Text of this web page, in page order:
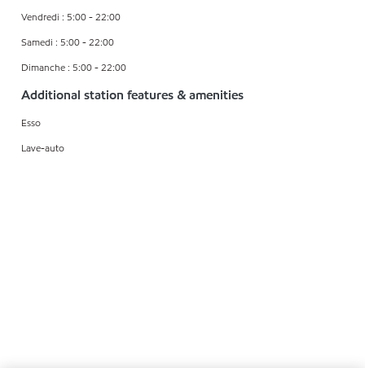
Vendredi : 5:00 - 22:00
Samedi : 5:00 - 22:00
Dimanche : 5:00 - 22:00
Additional station features & amenities
Esso
Lave-auto